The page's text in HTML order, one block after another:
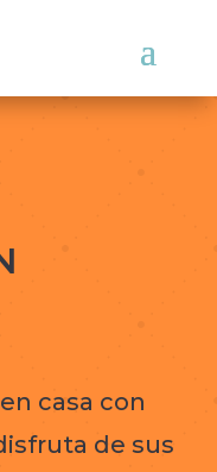
casa con
de sus